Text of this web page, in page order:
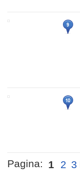
Pagina: 1 2 3